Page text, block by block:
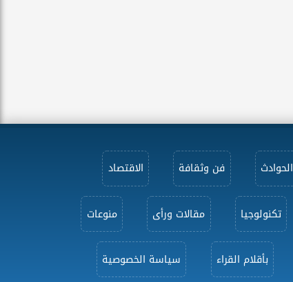
الحوادث فن وثقافة الاقتصاد
تكنولوجيا مقالات ورأى منوعات
بأقلام القراء سياسة الخصوصية